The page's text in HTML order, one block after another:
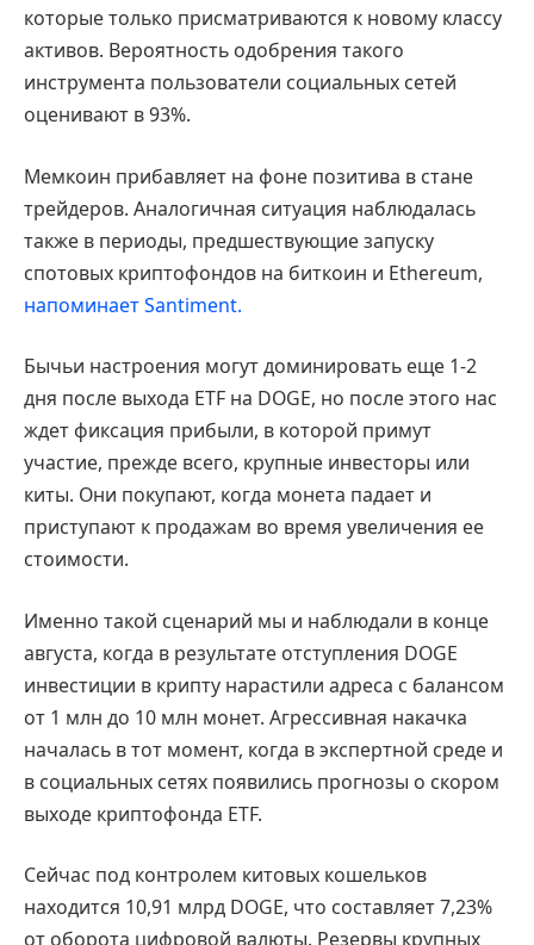
которые только присматриваются к новому классу
активов. Вероятность одобрения такого
инструмента пользователи социальных сетей
оценивают в 93%.
Мемкоин прибавляет на фоне позитива в стане
трейдеров. Аналогичная ситуация наблюдалась
также в периоды, предшествующие запуску
спотовых криптофондов на биткоин и Ethereum,
напоминает Santiment.
Бычьи настроения могут доминировать еще 1-2
дня после выхода ETF на DOGE, но после этого нас
ждет фиксация прибыли, в которой примут
участие, прежде всего, крупные инвесторы или
киты. Они покупают, когда монета падает и
приступают к продажам во время увеличения ее
стоимости.
Именно такой сценарий мы и наблюдали в конце
августа, когда в результате отступления DOGE
инвестиции в крипту нарастили адреса с балансом
от 1 млн до 10 млн монет. Агрессивная накачка
началась в тот момент, когда в экспертной среде и
в социальных сетях появились прогнозы о скором
выходе криптофонда ETF.
Сейчас под контролем китовых кошельков
находится 10,91 млрд DOGE, что составляет 7,23%
от оборота цифровой валюты. Резервы крупных